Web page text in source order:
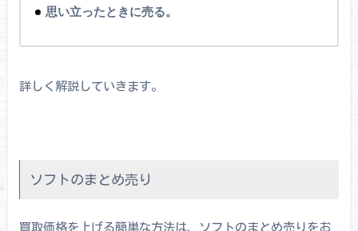
思い立ったときに売る。
詳しく解説していきます。
ソフトのまとめ売り
買取価格を上げる簡単な方法は、ソフトのまとめ売りをお